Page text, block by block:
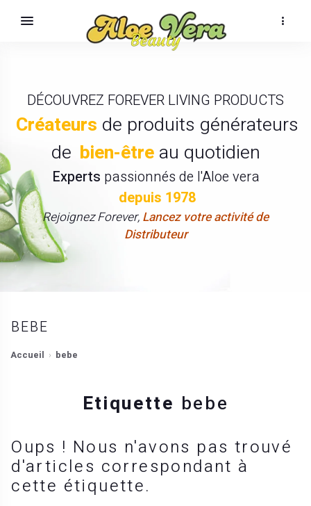
DÉCOUVREZ FOREVER LIVING PRODUCTS
Créateurs de produits générateurs
de bien-êtreau quotidien
Experts passionnés de l'Aloe vera
depuis 1978
Rejoignez Forever, Lancez votre activité de
Distributeur
BEBE
Accueil bebe
Etiquette bebe
Oups ! Nous n'avons pas trouvé
d'articles correspondant à
cette étiquette.